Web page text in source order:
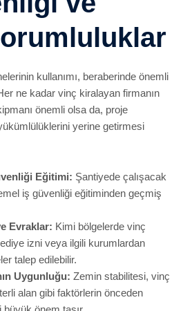
talep edilebilir.
alan gibi faktörlerin önceden
süreçlerde de müşterilerimize
bilgilendirmeleri yaparak
minimize ediyoruz.
ve